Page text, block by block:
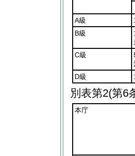
A級
B級
C級
D級
別表第2(第6
本庁